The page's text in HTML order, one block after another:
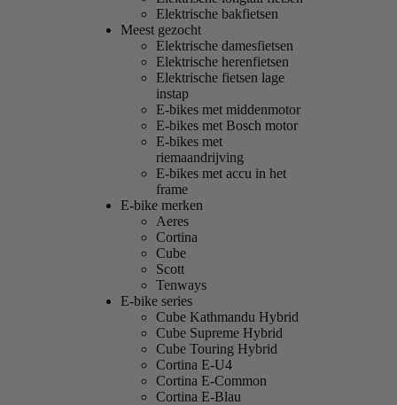
Elektrische bakfietsen
Meest gezocht
Elektrische damesfietsen
Elektrische herenfietsen
Elektrische fietsen lage
instap
E-bikes met middenmotor
E-bikes met Bosch motor
E-bikes met
riemaandrijving
E-bikes met accu in het
frame
E-bike merken
Aeres
Cortina
Cube
Scott
Tenways
E-bike series
Cube Kathmandu Hybrid
Cube Supreme Hybrid
Cube Touring Hybrid
Cortina E-U4
Cortina E-Common
Cortina E-Blau